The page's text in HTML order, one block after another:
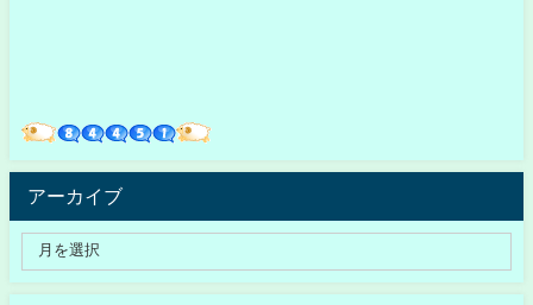
アーカイブ